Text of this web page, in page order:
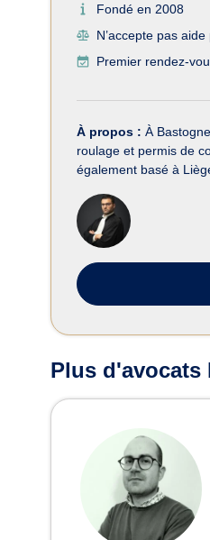
Fondé en 2008
N’accepte pas
Premier rendez-
À propos : À
roulage et permis de
également basé à
Plus d'avocats